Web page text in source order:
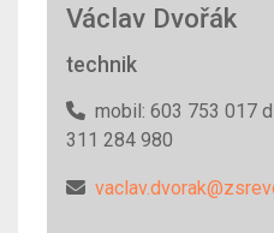
Václav Dvořák
technik
mobil: 603 753 017
311 284 980